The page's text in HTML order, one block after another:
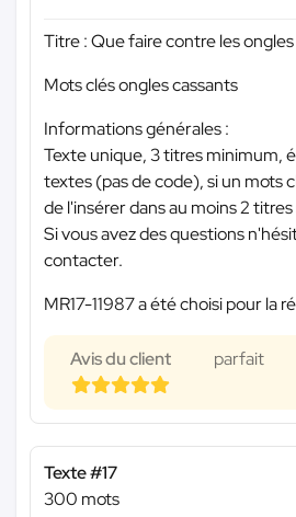
Titre : Que faire contre les
Mots clés ongles cassants
Informations générales :
Texte unique, 3 titres minimum,
textes (pas de code), si un mots
de l'insérer dans au moins 2 titres
Si vous avez des questions
contacter.
MR17-11987 a été choisi pour la
Avis du client parfait
Texte #17
300 mots